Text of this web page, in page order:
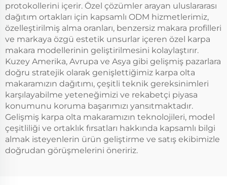
protokollerini içerir. Özel çözümler arayan uluslararası
dağıtım ortakları için kapsamlı ODM hizmetlerimiz,
özelleştirilmiş alma oranları, benzersiz makara profilleri
ve markaya özgü estetik unsurlar içeren özel karpa
makara modellerinin geliştirilmesini kolaylaştırır.
Kuzey Amerika, Avrupa ve Asya gibi gelişmiş pazarlara
doğru stratejik olarak genişlettiğimiz karpa olta
makaramızın dağıtımı, çeşitli teknik gereksinimleri
karşılayabilme yeteneğimizi ve rekabetçi piyasa
konumunu koruma başarımızı yansıtmaktadır.
Gelişmiş karpa olta makaramızın teknolojileri, model
çeşitliliği ve ortaklık fırsatları hakkında kapsamlı bilgi
almak isteyenlerin ürün geliştirme ve satış ekibimizle
doğrudan görüşmelerini öneririz.